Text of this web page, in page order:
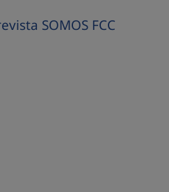
SOMOS FCC